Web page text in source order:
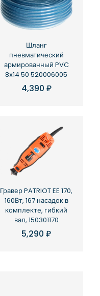
Шланг
пневматический
армированный PVC
8х14 50 520006005
4,390 ₽
Гравер PATRIOT EE 170,
160Вт, 167 насадок в
комплекте, гибкий
вал, 150301170
5,290₽